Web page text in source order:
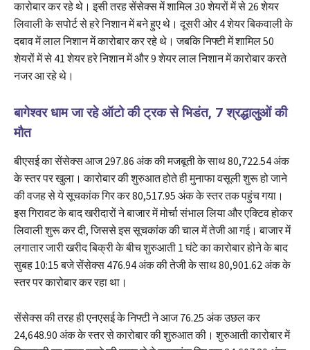
कारोबार कर रहे थे। इसी तरह सेंसेक्स में शामिल 30 शेयरों में से 26 शेयर
लिवाली के सपोर्ट से हरे निशान में बने हुए थे। दूसरी ओर 4 शेयर बिकवाली के
दबाव में लाल निशान में कारोबार कर रहे थे। जबकि निफ्टी में शामिल 50
शेयरों में से 41 शेयर हरे निशान में और 9 शेयर लाल निशान में कारोबार करते
नजर आ रहे थे।
बागेश्वर धाम जा रहे ऑटो की ट्रक से भिडंत, 7 श्रद्धालुओं की
माैत
बीएसई का सेंसेक्स आज 297.86 अंक की मजबूती के साथ 80,722.54 अंक
के स्तर पर खुला। कारोबार की शुरुआत होते ही मुनाफा वसूली शुरू हो जाने
की वजह से ये सूचकांक गिर कर 80,517.95 अंक के स्तर तक पहुंच गया।
इस गिरावट के बाद खरीदारों ने बाजार में मोर्चा संभाल लिया और एक्टिव होकर
लिवाली शुरू कर दी, जिससे इस सूचकांक की चाल में तेजी आ गई। बाजार में
लगातार जारी खरीद बिक्री के बीच शुरुआती 1 घंटे का कारोबार होने के बाद
सुबह 10:15 बजे सेंसेक्स 476.94 अंक की तेजी के साथ 80,901.62 अंक के
स्तर पर कारोबार कर रहा था।
सेंसेक्स की तरह ही एनएसई के निफ्टी ने आज 76.25 अंक उछल कर
24,648.90 अंक के स्तर से कारोबार की शुरुआत की। शुरुआती कारोबार में